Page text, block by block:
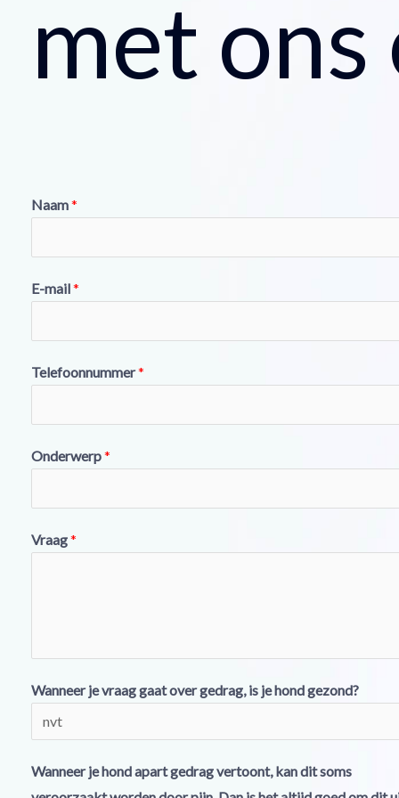
met ons
Naam*
E-mail*
Telefoonnummer*
Onderwerp*
Vraag*
Wanneer je vraag gaat over gedrag, is je hond gezond?
Wanneer je hond apart gedrag vertoont, kan dit soms